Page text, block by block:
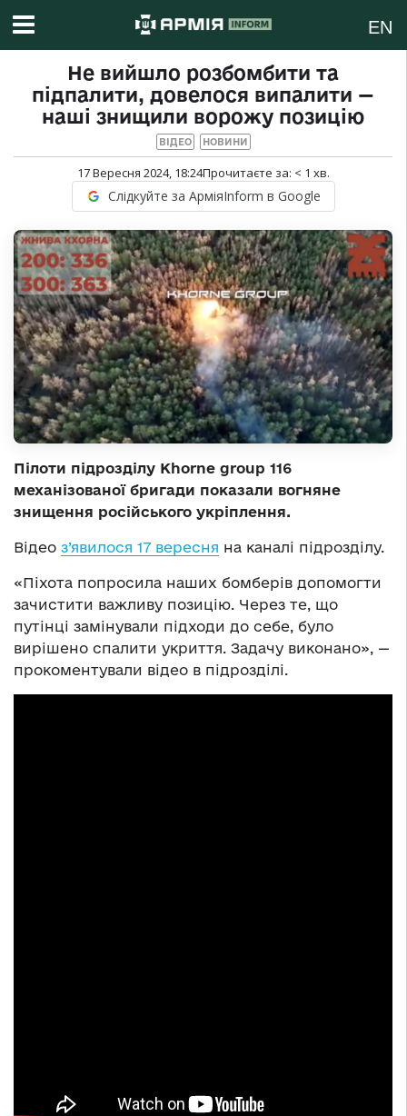
EN
Не вийшло розбомбити та
підпалити, довелося випалити —
наші знищили ворожу позицію
ВІДЕО НОВИНИ
17 Вересня 2024, 18:24Прочитаєте за: < 1 хв.
Слідкуйте за АрміяInform в Google
Пілоти підрозділу Khorne group 116
механізованої бригади показали вогняне
знищення російського укріплення.
Відео з’явилося 17 вересня на каналі підрозділу.
«Піхота попросила наших бомберів допомогти
зачистити важливу позицію. Через те, що
путінці замінували підходи до себе, було
вирішено спалити укриття. Задачу виконано», —
прокоментували відео в підрозділі.